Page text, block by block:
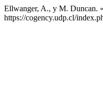
Ellwanger, A., y M. Duncan.
https://cogency.udp.cl/